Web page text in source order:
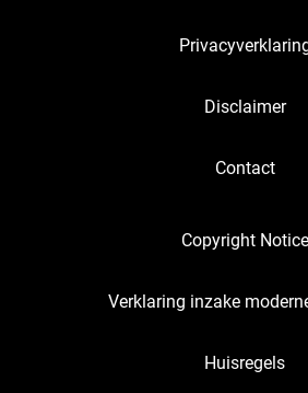
Disclaimer
Contact
Copyright Notice
Verklaring inzake
Huisregels